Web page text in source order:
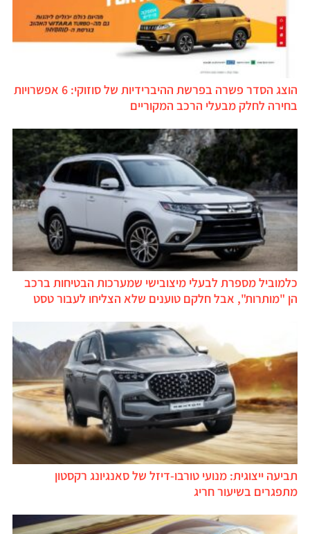
הוצג הסדר פשרה בפרשת ההיברידיות של סוזוקי: 6 אפשרויות
בחירה לחלק מבעלי הרכב המקוריים
כלמוביל מספרת לבעלי מיצובישי שמערכות הבטיחות ברכב
הן "מותרות", אבל חלקם טוענים שלא הצליחו לעבור טסט
תביעה ייצוגית: מנועי טורבו-דיזל של סאנגיונג רקסטון
מתפגרים בשיעור חריג